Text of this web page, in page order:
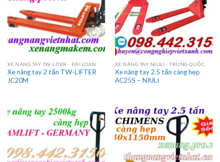
XE NÂNG TAY TW-LITER - ĐÀI LOAN
Xe nâng tay 2 tấn TW-LIFTER
JC20M
XE NÂNG TAY NIULI - TRUNG QUỐC
Xe nâng tay 2.5 tấn càng hẹp
AC25S – NIULI